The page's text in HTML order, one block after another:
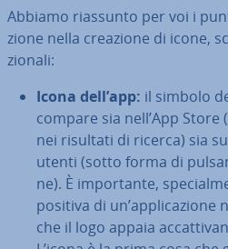
Abbiamo riassunto per voi i
zio­ne nella creazione di icone,
zio­na­li:
Icona dell’app: il simbolo
compare sia nell’App
nei risultati di ricerca) sia
utenti (sotto forma di
ne). È im­por­tan­te,
positiva di un’ap­pli­ca­zio­ne
che il logo appaia